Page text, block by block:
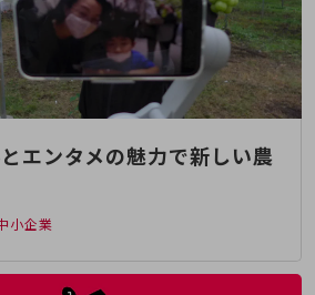
エンタメの魅力で新しい農
小企業